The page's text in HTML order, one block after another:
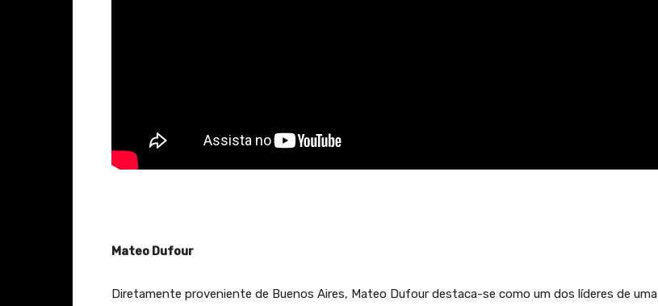
Mateo Dufour
Diretamente proveniente de Buenos Aires, Mateo Dufour destaca-se como um dos líderes de uma